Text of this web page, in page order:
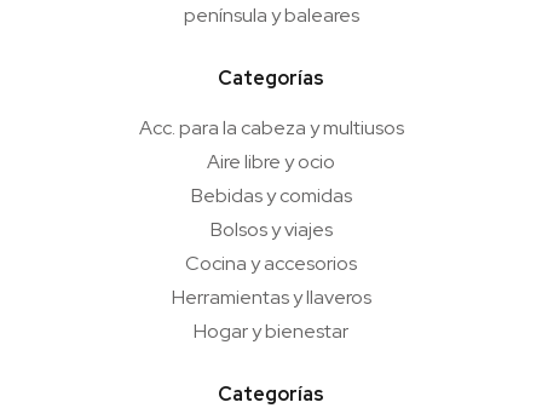
península y baleares
Categorías
Acc. para la cabeza y multiusos
Aire libre y ocio
Bebidas y comidas
Bolsos y viajes
Cocina y accesorios
Herramientas y llaveros
Hogar y bienestar
Categorías